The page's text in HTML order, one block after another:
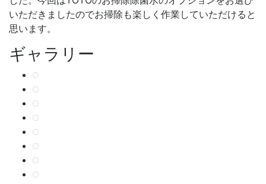
いただきましたのでお掃除も楽しく作業していただけると
思います。
ギャラリー